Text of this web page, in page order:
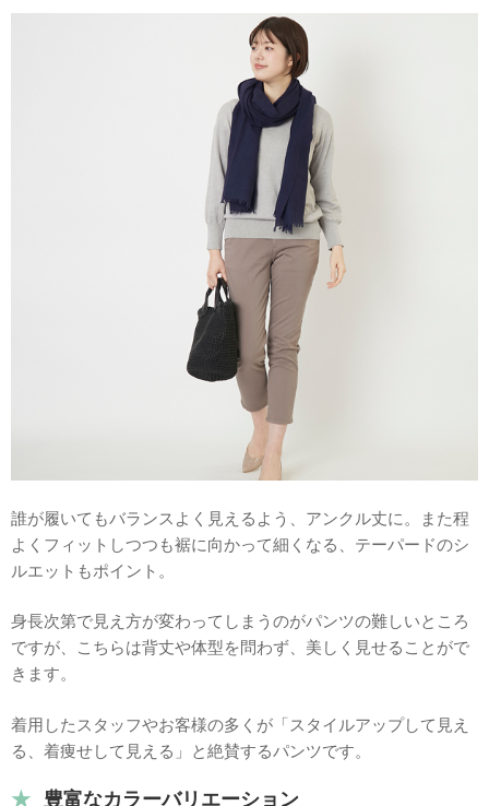
誰が履いてもバランスよく見えるよう、アンクル丈に。また程
よくフィットしつつも裾に向かって細くなる、テーパードのシ
ルエットもポイント。
身長次第で見え方が変わってしまうのがパンツの難しいところ
ですが、こちらは背丈や体型を問わず、美しく見せることがで
きます。
着用したスタッフやお客様の多くが「スタイルアップして見え
る、着痩せして見える」と絶賛するパンツです。
豊富なカラーバリエーション